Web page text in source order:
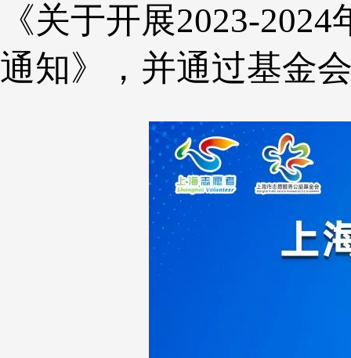
《关于开展2023-
通知》，并通过基金